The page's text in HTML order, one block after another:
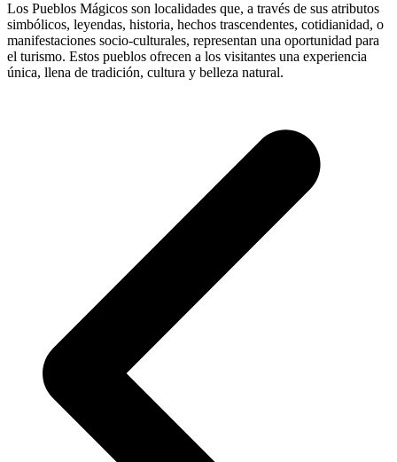
Los Pueblos Mágicos son localidades que, a través de sus atributos
simbólicos, leyendas, historia, hechos trascendentes, cotidianidad, o
manifestaciones socio-culturales, representan una oportunidad para
el turismo. Estos pueblos ofrecen a los visitantes una experiencia
única, llena de tradición, cultura y belleza natural.